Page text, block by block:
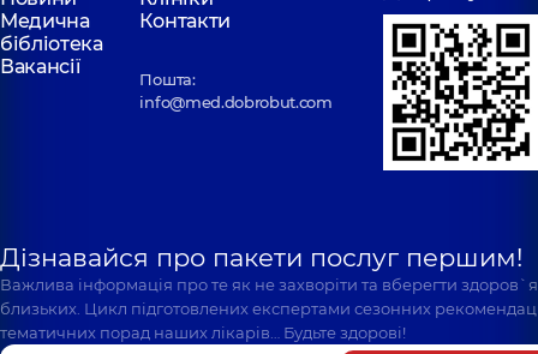
Медична
бібліотека
Контакти
Вакансії
Пошта:
info@med.dobrobut.com
Дізнавайся про пакети послуг першим!
Важлива інформація про те як не захворіти та вберегти
близьких. Цикл підготовлених експертами сезонних
тематичних порад наших лікарів… Будьте здорові!